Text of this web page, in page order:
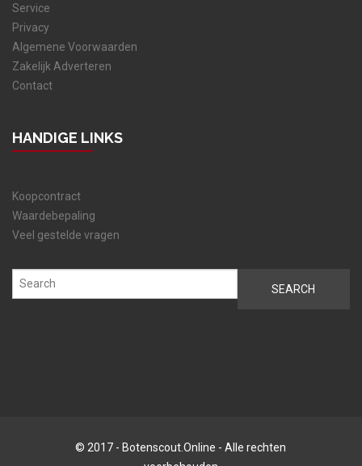
Service
Privacy
Algemene Voorwaarden
Zakelijk Adverteren
Contact
HANDIGE LINKS
Koopcontract
Waardebepaling
Veel gestelde vragen
© 2017 - Botenscout.Online - Alle rechten